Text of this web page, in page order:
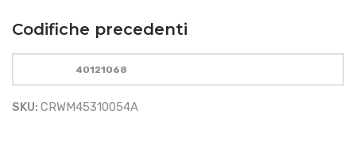
Codifiche precedenti
40121068
SKU: CRWM45310054A